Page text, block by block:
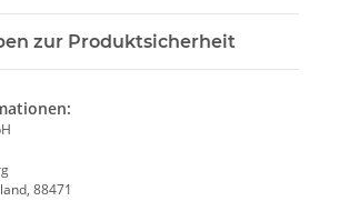
zur Produktsicherheit
88471